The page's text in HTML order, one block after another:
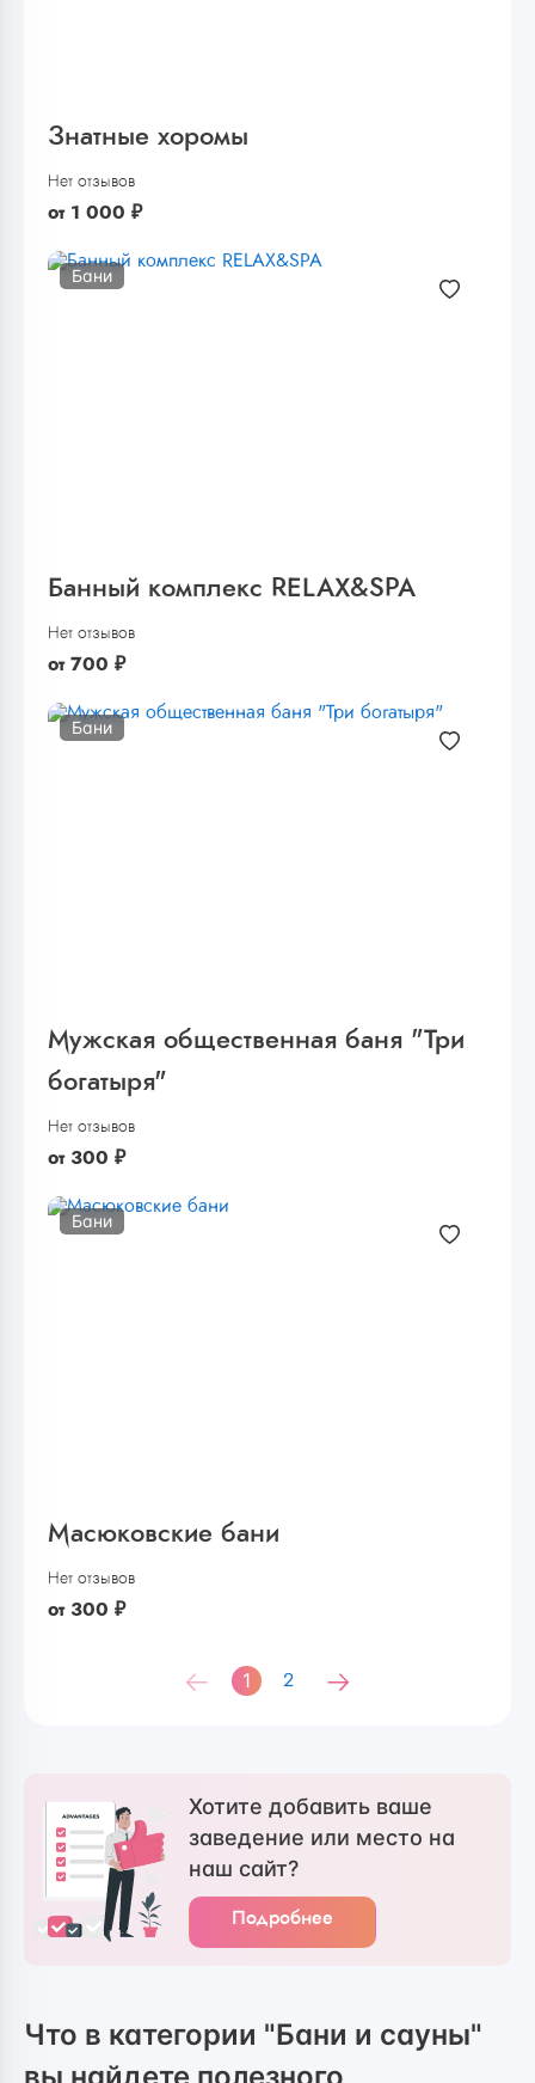
Знатные хоромы
Нет отзывов
от 1 000 ₽
Бани
Банный комплекс RELAX&SPA
Нет отзывов
от 700 ₽
Бани
Мужская общественная баня "Три
богатыря"
Нет отзывов
от 300 ₽
Бани
Масюковские бани
Нет отзывов
от 300 ₽
1 2
Хотите добавить ваше
заведение или место на
наш сайт?
Подробнее
Что в категории "Бани и сауны"